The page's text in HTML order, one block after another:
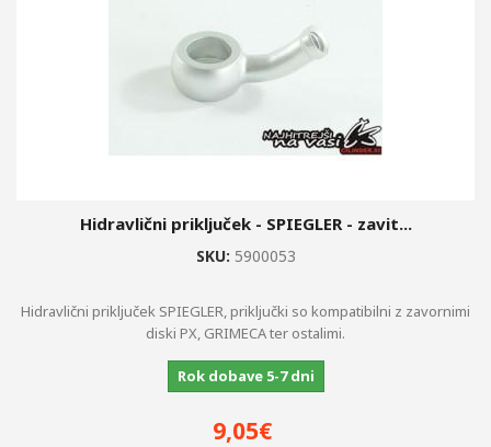
Hidravlični priključek - SPIEGLER - zavit...
SKU: 5900053
Hidravlični priključek SPIEGLER, priključki so kompatibilni z zavornimi
diski PX, GRIMECA ter ostalimi.
Rok dobave 5-7 dni
9,05€